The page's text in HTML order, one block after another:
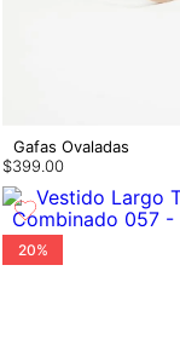
Gafas Ovaladas
$399.00
20%